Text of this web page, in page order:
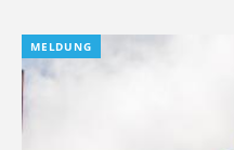
MELDUNG